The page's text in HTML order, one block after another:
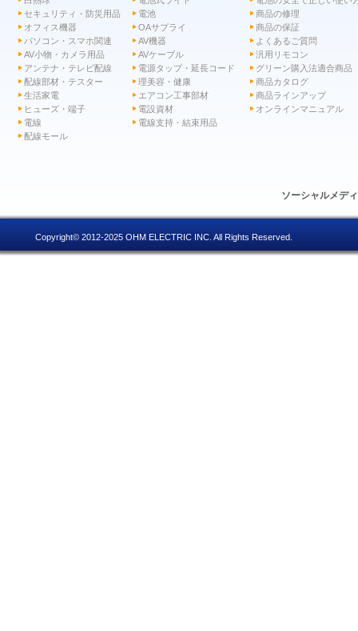
セキュリティ・防災用品
電池
オフィス機器
OAサプライ
パソコン・スマホ関連
AV機器
AV小物・カメラ用品
AVケーブル
アンテナ・テレビ配線
電源タップ・延長コード
配線部材・テスター
理美容・健康
生活家電
エアコン工事部材
ヒューズ・端子
電設資材
電線
電線支持・結束用品
配線モール
商品の修理
商品の保証
よくあるご質問
汎用リモコン
グリーン購入法適合商品
商品カタログ
商品ラインアップ
オンラインマニュアル
ソーシャルメデ
Copyright© 2012-2025 OHM ELECTRIC INC. All Rights Reserved.